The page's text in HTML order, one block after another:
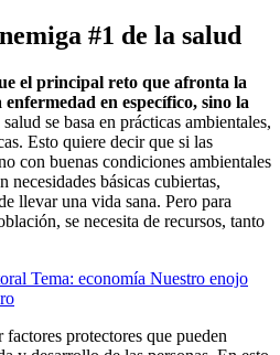
#1 de la salud
el principal reto que afronta la
en específico, sino la
se basa en prácticas ambientales,
Esto quiere decir que si las
con buenas condiciones ambientales
básicas cubiertas,
llevar una vida sana. Pero para
se necesita de recursos, tanto
Tema: economía Nuestro enojo
protectores que pueden